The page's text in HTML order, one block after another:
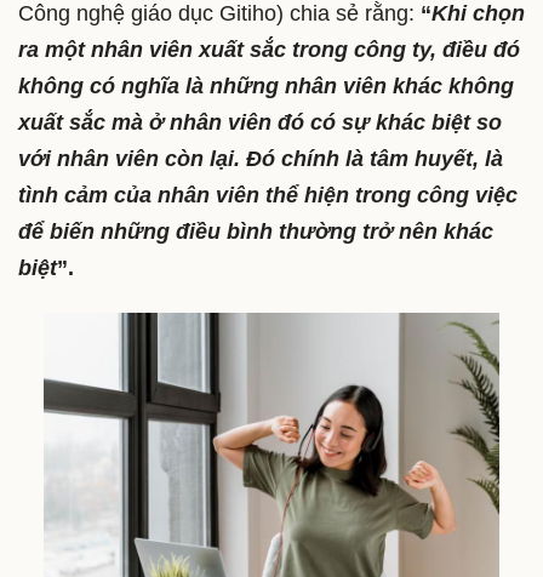
Công nghệ giáo dục Gitiho) chia sẻ rằng: “Khi chọn
ra một nhân viên xuất sắc trong công ty, điều đó
không có nghĩa là những nhân viên khác không
xuất sắc mà ở nhân viên đó có sự khác biệt so
với nhân viên còn lại. Đó chính là tâm huyết, là
tình cảm của nhân viên thể hiện trong công việc
để biến những điều bình thường trở nên khác
biệt”.